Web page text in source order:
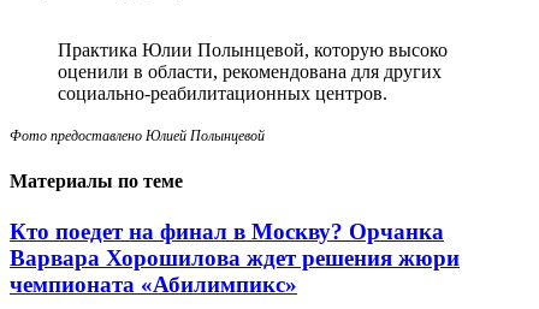
Практика Юлии Полынцевой, которую высоко
оценили в области, рекомендована для других
социально-реабилитационных центров.
Фото предоставлено Юлией Полынцевой
Материалы по теме
Кто поедет на финал в Москву? Орчанка
Варвара Хорошилова ждет решения жюри
чемпионата «Абилимпикс»